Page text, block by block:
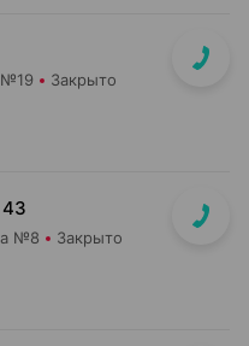
№19 Закрыто
№8 Закрыто